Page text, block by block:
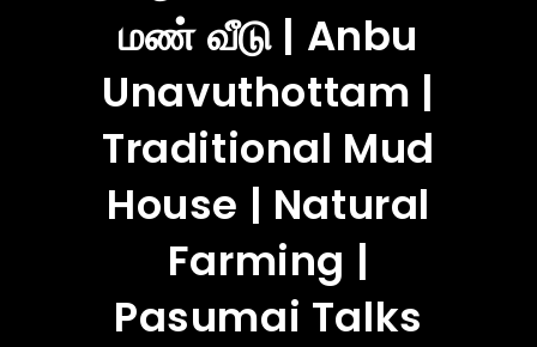
மண் வீடு | Anbu
Unavuthottam |
Traditional Mud
House | Natural
Farming |
Pasumai Talks